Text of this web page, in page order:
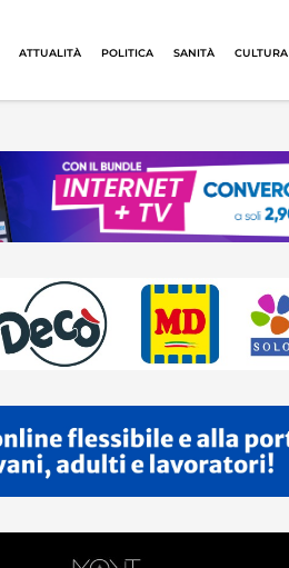
ATTUALITÀ POLITICA SANITÀ CULTURA